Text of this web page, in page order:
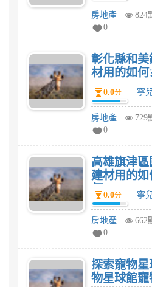
房地產 824
0
彰化縣和
材用的如何
0.0分 寧
房地產 729
0
高雄旗津區
建材用的如
何?0.0分 寧
房地產 662
0
探索寵物
物星球館寵